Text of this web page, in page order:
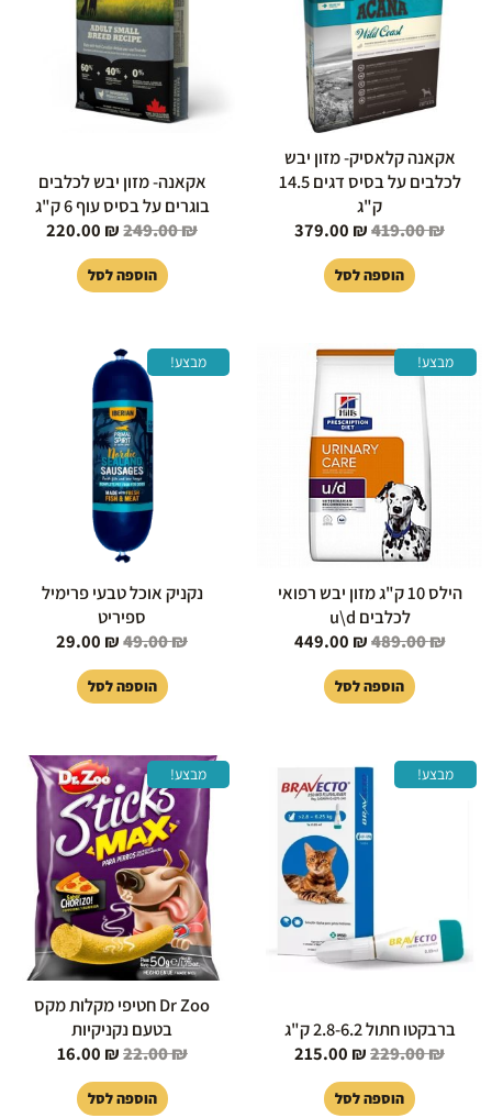
אקאנה קלאסיק- מזון יבש
לכלבים על בסיס דגים 14.5
ק"ג
419.00₪
379.00 ₪
הוספה לסל
אקאנה- מזון יבש לכלבים
בוגרים על בסיס עוף 6 ק"ג
249.00₪
220.00 ₪
הוספה לסל
מבצע!
הילס 10 ק"ג מזון יבש רפואי
לכלבים u\d
489.00₪
המחיר
המקורי
היה:
489.00 ₪.
449.00 ₪
הוספה לסל
מבצע!
נקניק אוכל טבעי פרימיל
ספיריט
49.00₪
המחיר
המקורי
היה:
49.00 ₪.
29.00 ₪
הוספה לסל
מבצע!
ברבקטו חתול 2.8-6.2 ק"ג
229.00₪
המחיר
המקורי
היה:
229.00 ₪.
215.00 ₪
הנוכחי
הוא:
215.00 ₪.
הוספה לסל
מבצע!
Dr Zoo חטיפי מקלות מקס
בטעם נקניקיות
22.00₪
המחיר
המקורי
היה:
22.00 ₪.
16.00 ₪
המחיר
הנוכחי
הוא:
16.00 ₪.
הוספה לסל